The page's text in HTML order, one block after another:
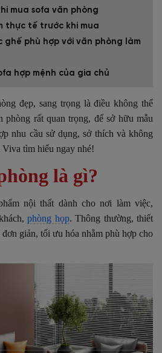
mua sofa văn phòng
thực tế trước khi mua
ghế phù hợp với văn phòng làm
hợp mệnh của gia chủ
đẹp, sang trọng là điều không thể
phòng rất quan trọng, để sở hữu mẫu
nhu cầu sử dụng, sở thích và không
tìm hiểu ngay nhé!
là gì?
nội thất dành cho nơi làm việc,
phòng họp. Thông thường, thiết
đơn giản, tối ưu hóa nhằm phù hợp cho